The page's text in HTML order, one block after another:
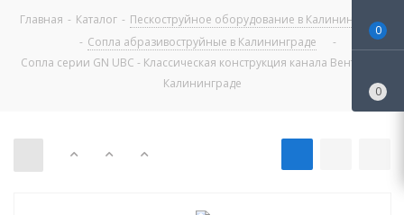
Главная - Каталог - Пескоструйное оборудование в Калининграде
- Сопла абразивоструйные в Калининграде
-
Сопла серии GN UBC - Классическая конструкция канала Вентури в
Калининграде
0
0